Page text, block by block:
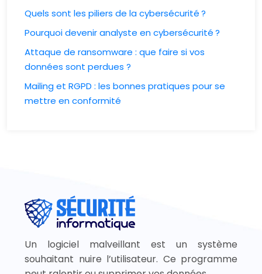
Quels sont les piliers de la cybersécurité ?
Pourquoi devenir analyste en cybersécurité ?
Attaque de ransomware : que faire si vos
données sont perdues ?
Mailing et RGPD : les bonnes pratiques pour se
mettre en conformité
Un logiciel malveillant est un système
souhaitant nuire l’utilisateur. Ce programme